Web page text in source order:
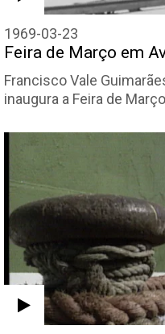
1969-03-23
Feira de Março em
Francisco Vale
inaugura a Feira de